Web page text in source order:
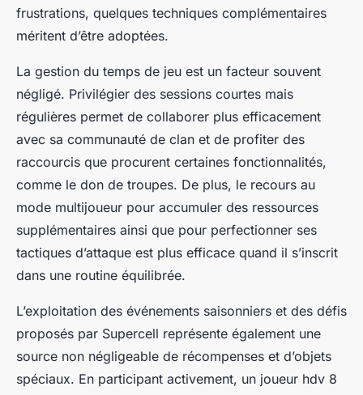
frustrations, quelques techniques complémentaires
méritent d’être adoptées.
La gestion du temps de jeu est un facteur souvent
négligé. Privilégier des sessions courtes mais
régulières permet de collaborer plus efficacement
avec sa communauté de clan et de profiter des
raccourcis que procurent certaines fonctionnalités,
comme le don de troupes. De plus, le recours au
mode multijoueur pour accumuler des ressources
supplémentaires ainsi que pour perfectionner ses
tactiques d’attaque est plus efficace quand il s’inscrit
dans une routine équilibrée.
L’exploitation des événements saisonniers et des défis
proposés par Supercell représente également une
source non négligeable de récompenses et d’objets
spéciaux. En participant activement, un joueur hdv 8